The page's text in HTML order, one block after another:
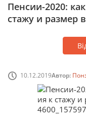
Пенсии-2020:
стажу и размер
10.12.2019Автор: